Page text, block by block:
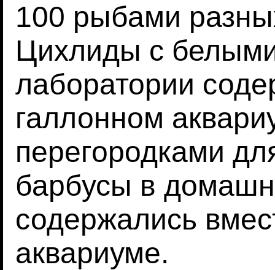
100 рыбами
Цихлиды с
лаборатории
галлонном
перегородками
барбусы в
содержались
аквариуме.